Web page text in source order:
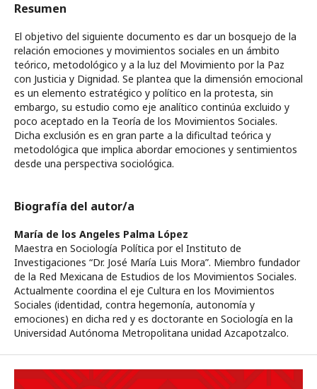
Resumen
El objetivo del siguiente documento es dar un bosquejo de la
relación emociones y movimientos sociales en un ámbito
teórico, metodológico y a la luz del Movimiento por la Paz
con Justicia y Dignidad. Se plantea que la dimensión emocional
es un elemento estratégico y político en la protesta, sin
embargo, su estudio como eje analítico continúa excluido y
poco aceptado en la Teoría de los Movimientos Sociales.
Dicha exclusión es en gran parte a la dificultad teórica y
metodológica que implica abordar emociones y sentimientos
desde una perspectiva sociológica.
Biografía del autor/a
María de los Angeles Palma López
Maestra en Sociología Política por el Instituto de
Investigaciones “Dr. José María Luis Mora”. Miembro fundador
de la Red Mexicana de Estudios de los Movimientos Sociales.
Actualmente coordina el eje Cultura en los Movimientos
Sociales (identidad, contra hegemonía, autonomía y
emociones) en dicha red y es doctorante en Sociología en la
Universidad Autónoma Metropolitana unidad Azcapotzalco.